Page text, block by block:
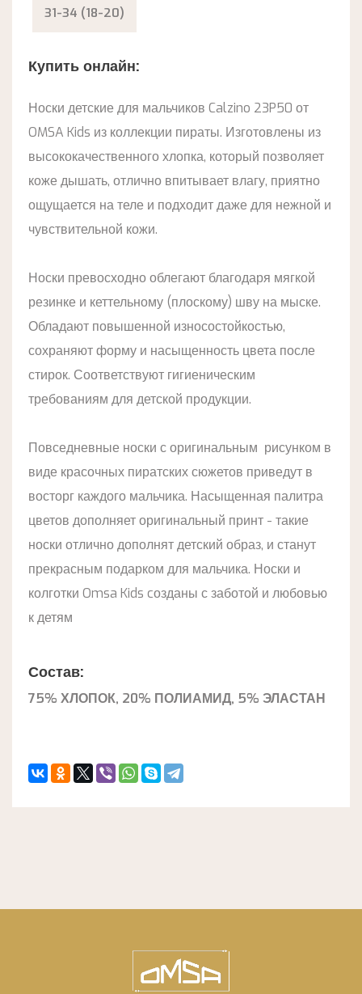
31-34 (18-20)
Купить онлайн:
Носки детские для мальчиков Calzino 23P50 от
OMSA Kids из коллекции пираты. Изготовлены из
высококачественного хлопка, который позволяет
коже дышать, отлично впитывает влагу, приятно
ощущается на теле и подходит даже для нежной и
чувствительной кожи.
Носки превосходно облегают благодаря мягкой
резинке и кеттельному (плоскому) шву на мыске.
Обладают повышенной износостойкостью,
сохраняют форму и насыщенность цвета после
стирок. Соответствуют гигиеническим
требованиям для детской продукции.
Повседневные носки с оригинальным рисунком в
виде красочных пиратских сюжетов приведут в
восторг каждого мальчика. Насыщенная палитра
цветов дополняет оригинальный принт - такие
носки отлично дополнят детский образ, и станут
прекрасным подарком для мальчика. Носки и
колготки Omsa Kids cозданы с заботой и любовью
к детям
Состав:
75% ХЛОПОК, 20% ПОЛИАМИД, 5% ЭЛАСТАН